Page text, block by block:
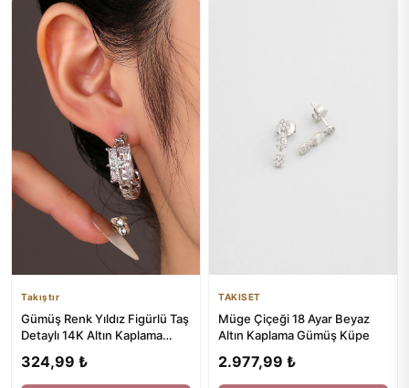
Takıştır
Gümüş Renk Yıldız Figürlü Taş
Detaylı 14K Altın Kaplama
324,99 ₺
TAKISET
Müge Çiçeği 18 Ayar Beyaz
Altın Kaplama Gümüş Küpe
2.977,99 ₺